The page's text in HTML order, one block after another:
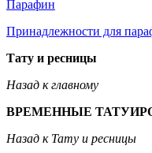
Парафин
Принадлежности для
Тату и ресницы
Назад к главному
ВРЕМЕННЫЕ
Назад к Тату и ресницы